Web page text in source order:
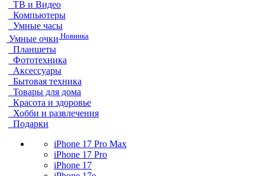
ТВ и Видео
Компьютеры
Умные часы
Умные очки Новинка
Планшеты
Фототехника
Аксессуары
Бытовая техника
Товары для дома
Красота и здоровье
Хобби и развлечения
Подарки
iPhone 17 Pro Max
iPhone 17 Pro
iPhone 17